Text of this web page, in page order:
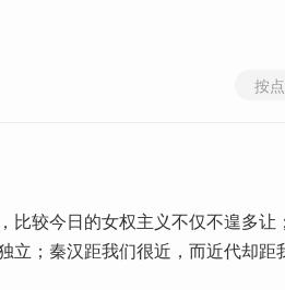
按
比较今日的女权主义不仅不遑多让
立；秦汉距我们很近，而近代却距